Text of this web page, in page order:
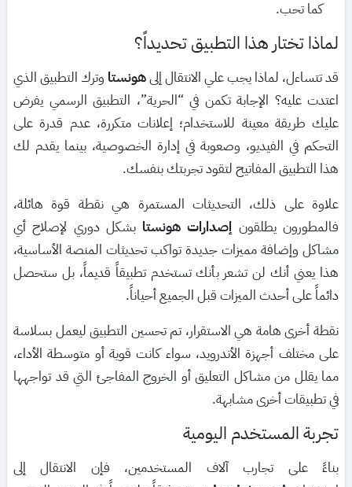
كما تحب.
لماذا تختار هذا التطبيق تحديداً؟
قد تتساءل، لماذا يجب علي الانتقال إلىهونستا وترك التطبيق الذي
اعتدت عليه؟ الإجابة تكمن في “الحرية”، التطبيق الرسمي يفرض
عليك طريقة معينة للاستخدام؛ إعلانات متكررة، عدم قدرة على
التحكم في الفيديو، وصعوبة في إدارة الخصوصية، بينما يقدم لك
هذا التطبيق المفاتيح لتقود تجربتك بنفسك.
علاوة على ذلك، التحديثات المستمرة هي نقطة قوة هائلة،
فالمطورون يطلقون إصدارات هونستا بشكل دوري لإصلاح أي
مشاكل وإضافة مميزات جديدة تواكب تحديثات المنصة الأساسية،
هذا يعني أنك لن تشعر بأنك تستخدم تطبيقاً قديماً، بل ستحصل
دائماً على أحدث الميزات قبل الجميع أحياناً.
نقطة أخرى هامة هي الاستقرار، تم تحسين التطبيق ليعمل بسلاسة
على مختلف أجهزة الأندرويد، سواء كانت قوية أو متوسطة الأداء،
مما يقلل من مشاكل التعليق أو الخروج المفاجئ التي قد تواجهها
في تطبيقات أخرى مشابهة.
تجربة المستخدم اليومية
بناءً على تجارب آلاف المستخدمين، فإن الانتقال إلى